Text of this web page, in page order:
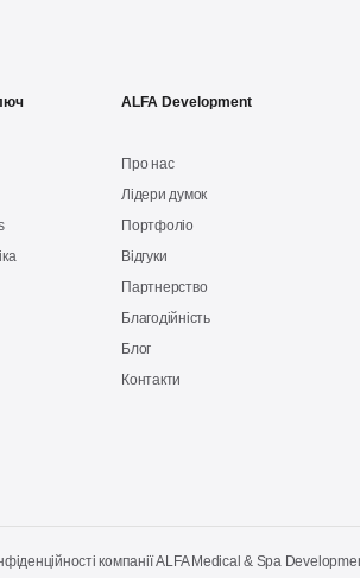
ALFA Development
Про нас
Лідери думок
Портфоліо
Відгуки
Партнерство
Благодійність
Блог
Контакти
компанії ALFA Medical & Spa